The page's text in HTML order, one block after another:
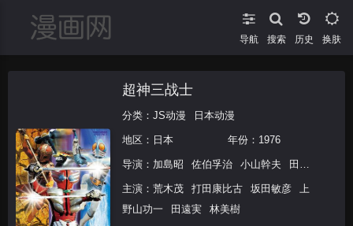
导航 搜索 换肤
超神三战士
分类： JS动漫 日本动漫
地区： 日本 年份： 1976
导演： 加島昭 佐伯孚治 小山幹夫 田口勝彦
主演： 荒木茂 打田康比古 坂田敏彦
上
野山功一
田遠実 林美樹